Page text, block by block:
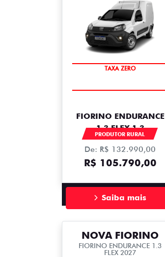
TAXA ZERO
FIORINO ENDURANCE
1.3 FLEX 1.3
PRODUTOR RURAL
De: R$ 132.990,00
R$ 105.790,00
Saiba mais
NOVA FIORINO
FIORINO ENDURANCE 1.3
FLEX 2027